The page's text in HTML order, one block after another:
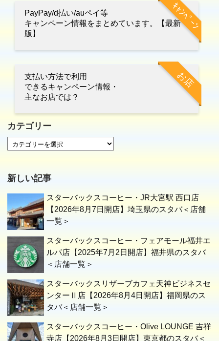
ｷｬﾝﾍﾟｰﾝ
PayPay/d払い/auペイ等
キャンペーン情報をまとめています。【最新
版】
お店
支払い方法で利用
できるキャンペーン情報・
主なお店では？
カテゴリー
新しい記事
スターバックスコーヒー・JR大宮駅 西口店
【2026年8月7日開店】埼玉県のスタバ＜店舗
一覧＞
スターバックスコーヒー・フェアモール福井エ
ルパ店【2025年7月2日開店】福井県のスタバ
＜店舗一覧＞
スターバックスリザーブカフェ天神ビジネスセ
ンターⅡ店【2026年8月4日開店】福岡県のス
タバ＜店舗一覧＞
スターバックスコーヒー・Olive LOUNGE 吉祥
寺店【2026年8月3日開店】東京都のスタバ＜